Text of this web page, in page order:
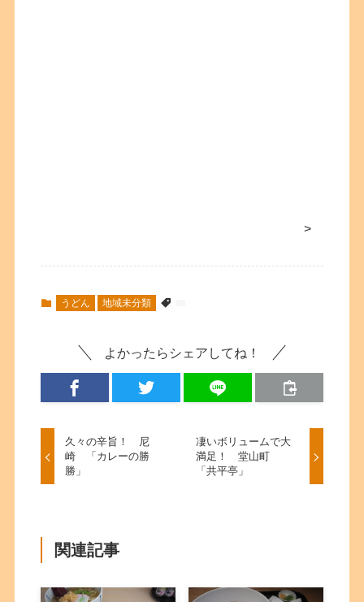
>
うどん 地域未分類
よかったらシェアしてね！
久々の辛旨！ 尼
崎 「カレーの勝
勝」
凄いボリュームで大
満足！ 堂山町
「共平亭」
関連記事